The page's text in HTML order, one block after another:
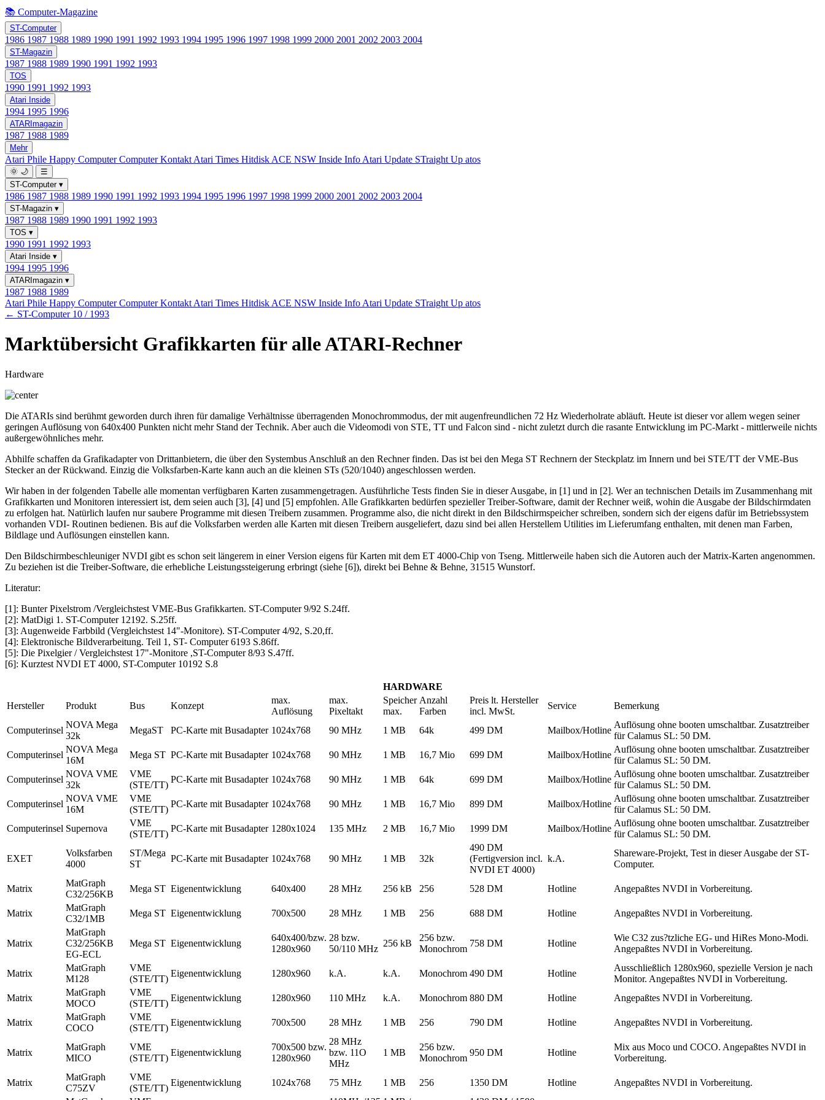
📚 Computer-Magazine
ST-Computer
1986 1987 1988 1989 1990 1991 1992 1993 1994 1995 1996 1997 1998 1999 2000 2001 2002 2003 2004
ST-Magazin
1987 1988 1989 1990 1991 1992 1993
TOS
1990 1991 1992 1993
Atari Inside
1994 1995 1996
ATARImagazin
1987 1988 1989
Mehr
Atari Phile Happy ComputerComputer Kontakt Atari Times Hitdisk ACE NSW Inside Info Atari Update STraight Up atos
🌞 🌙
☰
ST-Computer ▾
1986 1987 1988 1989 1990 1991 1992 1993 1994 1995 1996 1997 1998 1999 2000 2001 2002 2003 2004
ST-Magazin ▾
1987 1988 1989 1990 1991 1992 1993
TOS ▾
1990 1991 1992 1993
Atari Inside ▾
1994 1995 1996
ATARImagazin ▾
1987 1988 1989
Atari Phile Happy ComputerComputer Kontakt Atari Times Hitdisk ACE NSW Inside Info Atari Update STraight Up atos
← ST-Computer 10 / 1993
Marktübersicht Grafikkarten für alle ATARI-Rechner
Hardware
Die ATARIs sind berühmt geworden durch ihren für damalige Verhältnisse überragenden Monochrommodus, der mit augenfreundlichen 72 Hz Wiederholrate abläuft. Heute ist dieser vor allem wegen seiner
geringen Auflösung von 640x400 Punkten nicht mehr Stand der Technik. Aber auch die Videomodi von STE, TT und Falcon sind - nicht zuletzt durch die rasante Entwicklung im PC-Markt - mittlerweile nichts
außergewöhnliches mehr.
Abhilfe schaffen da Grafikadapter von Drittanbietern, die über den Systembus Anschluß an den Rechner finden. Das ist bei den Mega ST Rechnern der Steckplatz im Innern und bei STE/TT der VME-Bus
Stecker an der Rückwand. Einzig die Volksfarben-Karte kann auch an die kleinen STs (520/1040) angeschlossen werden.
Wir haben in der folgenden Tabelle alle momentan verfügbaren Karten zusammengetragen. Ausführliche Tests finden Sie in dieser Ausgabe, in [1] und in [2]. Wer an technischen Details im Zusammenhang mit
Grafikkarten und Monitoren interessiert ist, dem seien auch [3], [4] und [5] empfohlen. Alle Grafikkarten bedürfen spezieller Treiber-Software, damit der Rechner weiß, wohin die Ausgabe der Bildschirmdaten
zu erfolgen hat. Natürlich laufen nur saubere Programme mit diesen Treibern zusammen. Programme also, die nicht direkt in den Bildschirmspeicher schreiben, sondern sich der eigens dafür im Betriebssystem
vorhanden VDI- Routinen bedienen. Bis auf die Volksfarben werden alle Karten mit diesen Treibern ausgeliefert, dazu sind bei allen Herstellem Utilities im Lieferumfang enthalten, mit denen man Farben,
Bildlage und Auflösungen einstellen kann.
Den Bildschirmbeschleuniger NVDI gibt es schon seit längerem in einer Version eigens für Karten mit dem ET 4000-Chip von Tseng. Mittlerweile haben sich die Autoren auch der Matrix-Karten angenommen.
Zu beziehen ist die Treiber-Software, die erhebliche Leistungssteigerung erbringt (siehe [6]), direkt bei Behne & Behne, 31515 Wunstorf.
Literatur:
[1]: Bunter Pixelstrom /Vergleichstest VME-Bus Grafikkarten. ST-Computer 9/92 S.24ff.
[2]: MatDigi 1. ST-Computer 12192. S.25ff.
[3]: Augenweide Farbbild (Vergleichstest 14"-Monitore). ST-Computer 4/92, S.20,ff.
[4]: Elektronische Bildverarbeitung. Teil 1, ST- Computer 6193 S.86ff.
[5]: Die Pixelgier / Vergleichstest 17"-Monitore ,ST-Computer 8/93 S.47ff.
[6]: Kurztest NVDI ET 4000, ST-Computer 10192 S.8
HARDWARE
Hersteller
Produkt Bus Konzept
max.
Auflösung
max.
Pixeltakt
Speicher
max.
Anzahl
Farben
Preis lt. Hersteller
incl. MwSt.
Service Bemerkung
Computerinsel
NOVA Mega
32k
MegaST PC-Karte mit Busadapter 1024x768 90 MHz 1 MB 64k 499 DM Mailbox/Hotline
Auflösung ohne booten umschaltbar. Zusatztreiber
für Calamus SL: 50 DM.
Computerinsel
NOVA Mega
16M
Mega ST PC-Karte mit Busadapter 1024x768 90 MHz 1 MB 16,7 Mio 699 DM Mailbox/Hotline
Auflösung ohne booten umschaltbar. Zusatztreiber
für Calamus SL: 50 DM.
Computerinsel
NOVA VME
32k
VME
(STE/TT)
PC-Karte mit Busadapter 1024x768 90 MHz 1 MB 64k 699 DM Mailbox/Hotline
Auflösung ohne booten umschaltbar. Zusatztreiber
für Calamus SL: 50 DM.
Computerinsel
NOVA VME
16M
VME
(STE/TT)
PC-Karte mit Busadapter 1024x768 90 MHz 1 MB 16,7 Mio 899 DM Mailbox/Hotline
Auflösung ohne booten umschaltbar. Zusatztreiber
für Calamus SL: 50 DM.
Computerinsel Supernova
VME
(STE/TT)
PC-Karte mit Busadapter 1280x1024 135 MHz 2 MB 16,7 Mio 1999 DM Mailbox/Hotline
Auflösung ohne booten umschaltbar. Zusatztreiber
für Calamus SL: 50 DM.
EXET
Volksfarben
4000
ST/Mega
ST
PC-Karte mit Busadapter 1024x768 90 MHz 1 MB 32k
490 DM
(Fertigversion incl.
NVDI ET 4000)
k.A.
Shareware-Projekt, Test in dieser Ausgabe der ST-
Computer.
Matrix
MatGraph
C32/256KB
Mega ST Eigenentwicklung 640x400 28 MHz 256 kB 256 528 DM Hotline Angepaßtes NVDI in Vorbereitung.
Matrix
MatGraph
C32/1MB
Mega ST Eigenentwicklung 700x500 28 MHz 1 MB 256 688 DM Hotline Angepaßtes NVDI in Vorbereitung.
Matrix
MatGraph
C32/256KB
EG-ECL
Mega ST Eigenentwicklung
640x400/bzw.
1280x960
28 bzw.
50/110 MHz
256 kB
256 bzw.
Monochrom
758 DM Hotline
Wie C32 zus?tzliche EG- und HiRes Mono-Modi.
Angepaßtes NVDI in Vorbereitung.
Matrix
MatGraph
M128
VME
(STE/TT)
Eigenentwicklung 1280x960 k.A. k.A. Monochrom 490 DM Hotline
Ausschließlich 1280x960, spezielle Version je nach
Monitor. Angepaßtes NVDI in Vorbereitung.
Matrix
MatGraph
MOCO
VME
(STE/TT)
Eigenentwicklung 1280x960 110 MHz k.A. Monochrom 880 DM Hotline Angepaßtes NVDI in Vorbereitung.
Matrix
MatGraph
COCO
VME
(STE/TT)
Eigenentwicklung 700x500 28 MHz 1 MB 256 790 DM Hotline Angepaßtes NVDI in Vorbereitung.
Matrix
MatGraph
MICO
VME
(STE/TT)
Eigenentwicklung
700x500 bzw.
1280x960
28 MHz
bzw. 11O
MHz
1 MB
256 bzw.
Monochrom
950 DM Hotline
Mix aus Moco und COCO. Angepaßtes NVDI in
Vorbereitung.
Matrix
MatGraph
C75ZV
VME
(STE/TT)
Eigenentwicklung 1024x768 75 MHz 1 MB 256 1350 DM Hotline
Angepaßtes NVDI in Vorbereitung.